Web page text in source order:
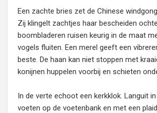
Een zachte bries zet de Chinese
Zij klingelt zachtjes haar bescheiden
boombladeren ruisen keurig in de maat
vogels fluiten. Een merel geeft een
beste. De haan kan niet stoppen met
konijnen huppelen voorbij en schieten
In de verte echoot een kerkklok. Languit
voeten op de voetenbank en met een